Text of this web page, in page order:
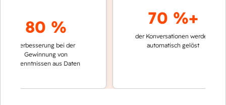
80 %
Verbesserung bei der
Gewinnung von
aus Daten
70 %+
der Konversationen werden
automatisch gelöst